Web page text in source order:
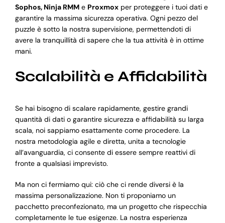
Sophos, Ninja RMMe Proxmoxper proteggere i tuoi dati e
garantire la massima sicurezza operativa. Ogni pezzo del
puzzle è sotto la nostra supervisione, permettendoti di
avere la tranquillità di sapere che la tua attività è in ottime
mani.
Scalabilità e Affidabilità
Se hai bisogno di scalare rapidamente, gestire grandi
quantità di dati o garantire sicurezza e affidabilità su larga
scala, noi sappiamo esattamente come procedere. La
nostra metodologia agile e diretta, unita a tecnologie
all’avanguardia, ci consente di essere sempre reattivi di
fronte a qualsiasi imprevisto.
Ma non ci fermiamo qui: ciò che ci rende diversi è la
massima personalizzazione. Non ti proponiamo un
pacchetto preconfezionato, ma un progetto che rispecchia
completamente le tue esigenze. La nostra esperienza